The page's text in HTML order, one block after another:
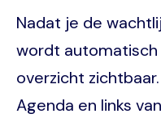
Nadat je de
wordt
overzicht
Agenda en links